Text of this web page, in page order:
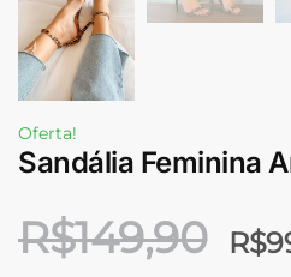
Oferta!
Sandália Feminina
R$149,90 R$